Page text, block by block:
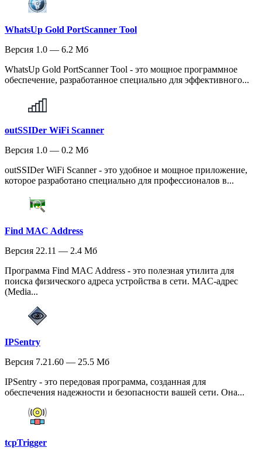
WhatsUp Gold PortScanner Tool
Версия 1.0 — 6.2 Мб
WhatsUp Gold PortScanner Tool - это мощное программное
обеспечение, разработанное специально для эффективного...
outSSIDer WiFi Scanner
Версия 1.0 — 0.2 Мб
outSSIDer WiFi Scanner - это удобное и мощное приложение,
которое разработано специально для профессионалов в...
Find MAC Address
Версия 22.11 — 2.4 Мб
Программа Find MAC Address - это полезная утилита для
поиска физического адреса устройства в сети. MAC-адрес
(Media...
IPSentry
Версия 7.21.60 — 25.5 Мб
IPSentry - это передовая программа, созданная для
обеспечения надежности и безопасности вашей сети. Она...
tcpTrigger